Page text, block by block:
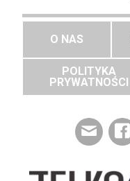
O NAS
POLITYKA
PRYWATNOŚCI